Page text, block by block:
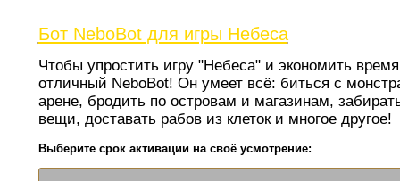
Бот NeboBot для игры Небеса
Чтобы упростить игру "Небеса" и экономить
отличный NeboBot! Он умеет всё: биться с
арене, бродить по островам и магазинам,
вещи, доставать рабов из клеток и многое другое!
Выберите срок активации на своё усмотрение: